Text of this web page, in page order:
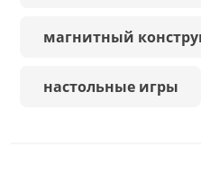
магнитный
настольные игры